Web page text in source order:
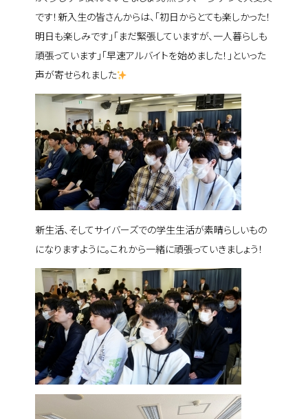
です！新入生の皆さんからは、「初日からとても楽しかった！
明日も楽しみです」「まだ緊張していますが、一人暮らしも
頑張っています」「早速アルバイトを始めました！」といった
声が寄せられました
新生活、そしてサイバーズでの学生生活が素晴らしいもの
になりますように。これから一緒に頑張っていきましょう！